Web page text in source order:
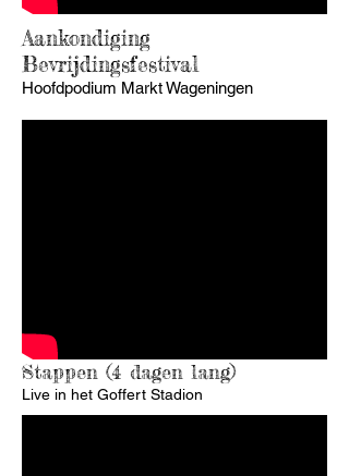
Aankondiging
Bevrijdingsfestival
Hoofdpodium Markt Wageningen
Stappen (4 dagen lang)
Live in het Goffert Stadion